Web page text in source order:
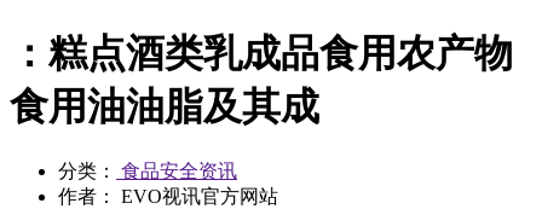
：糕点酒类乳成品食用农产物
食用油油脂及其成
分类：
食品安全资讯
作者： EVO视讯官方网站